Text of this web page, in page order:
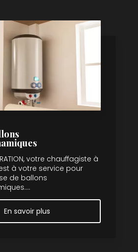
votre chauffagiste à
à votre service pour
de ballons
En savoir plus